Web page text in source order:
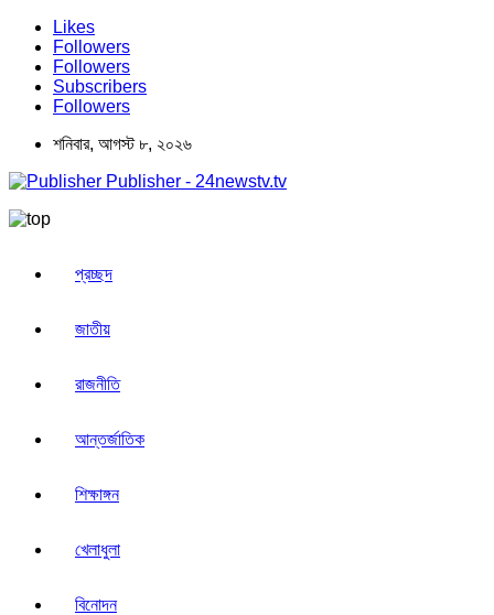
Likes
Followers
Followers
Subscribers
Followers
শনিবার, আগস্ট ৮, ২০২৬
Publisher - 24newstv.tv
প্রচ্ছদ
জাতীয়
রাজনীতি
আন্তর্জাতিক
শিক্ষাঙ্গন
খেলাধুলা
বিনোদন